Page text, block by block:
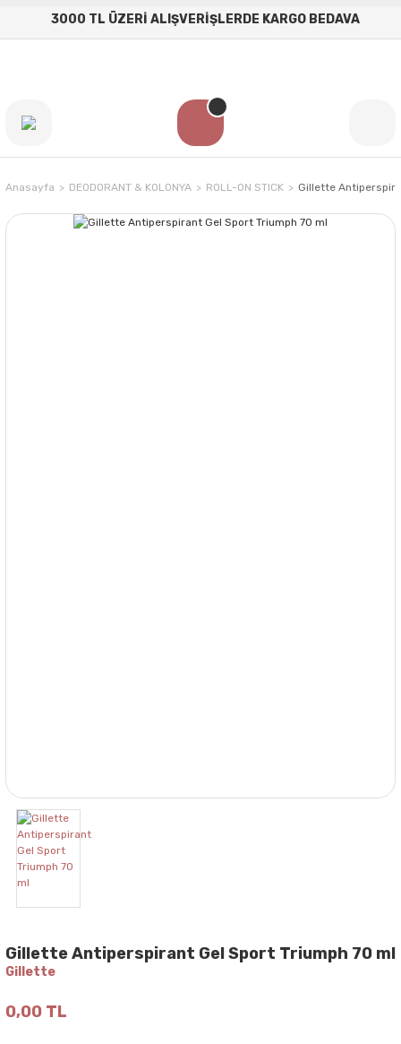
3000 TL ÜZERİ ALIŞVERİŞLERDE KARGO BEDAVA
Anasayfa DEODORANT & KOLONYA ROLL-ON STICK Gillette
Gillette Antiperspirant Gel Sport Triumph 70 ml
Gillette
0,00 TL